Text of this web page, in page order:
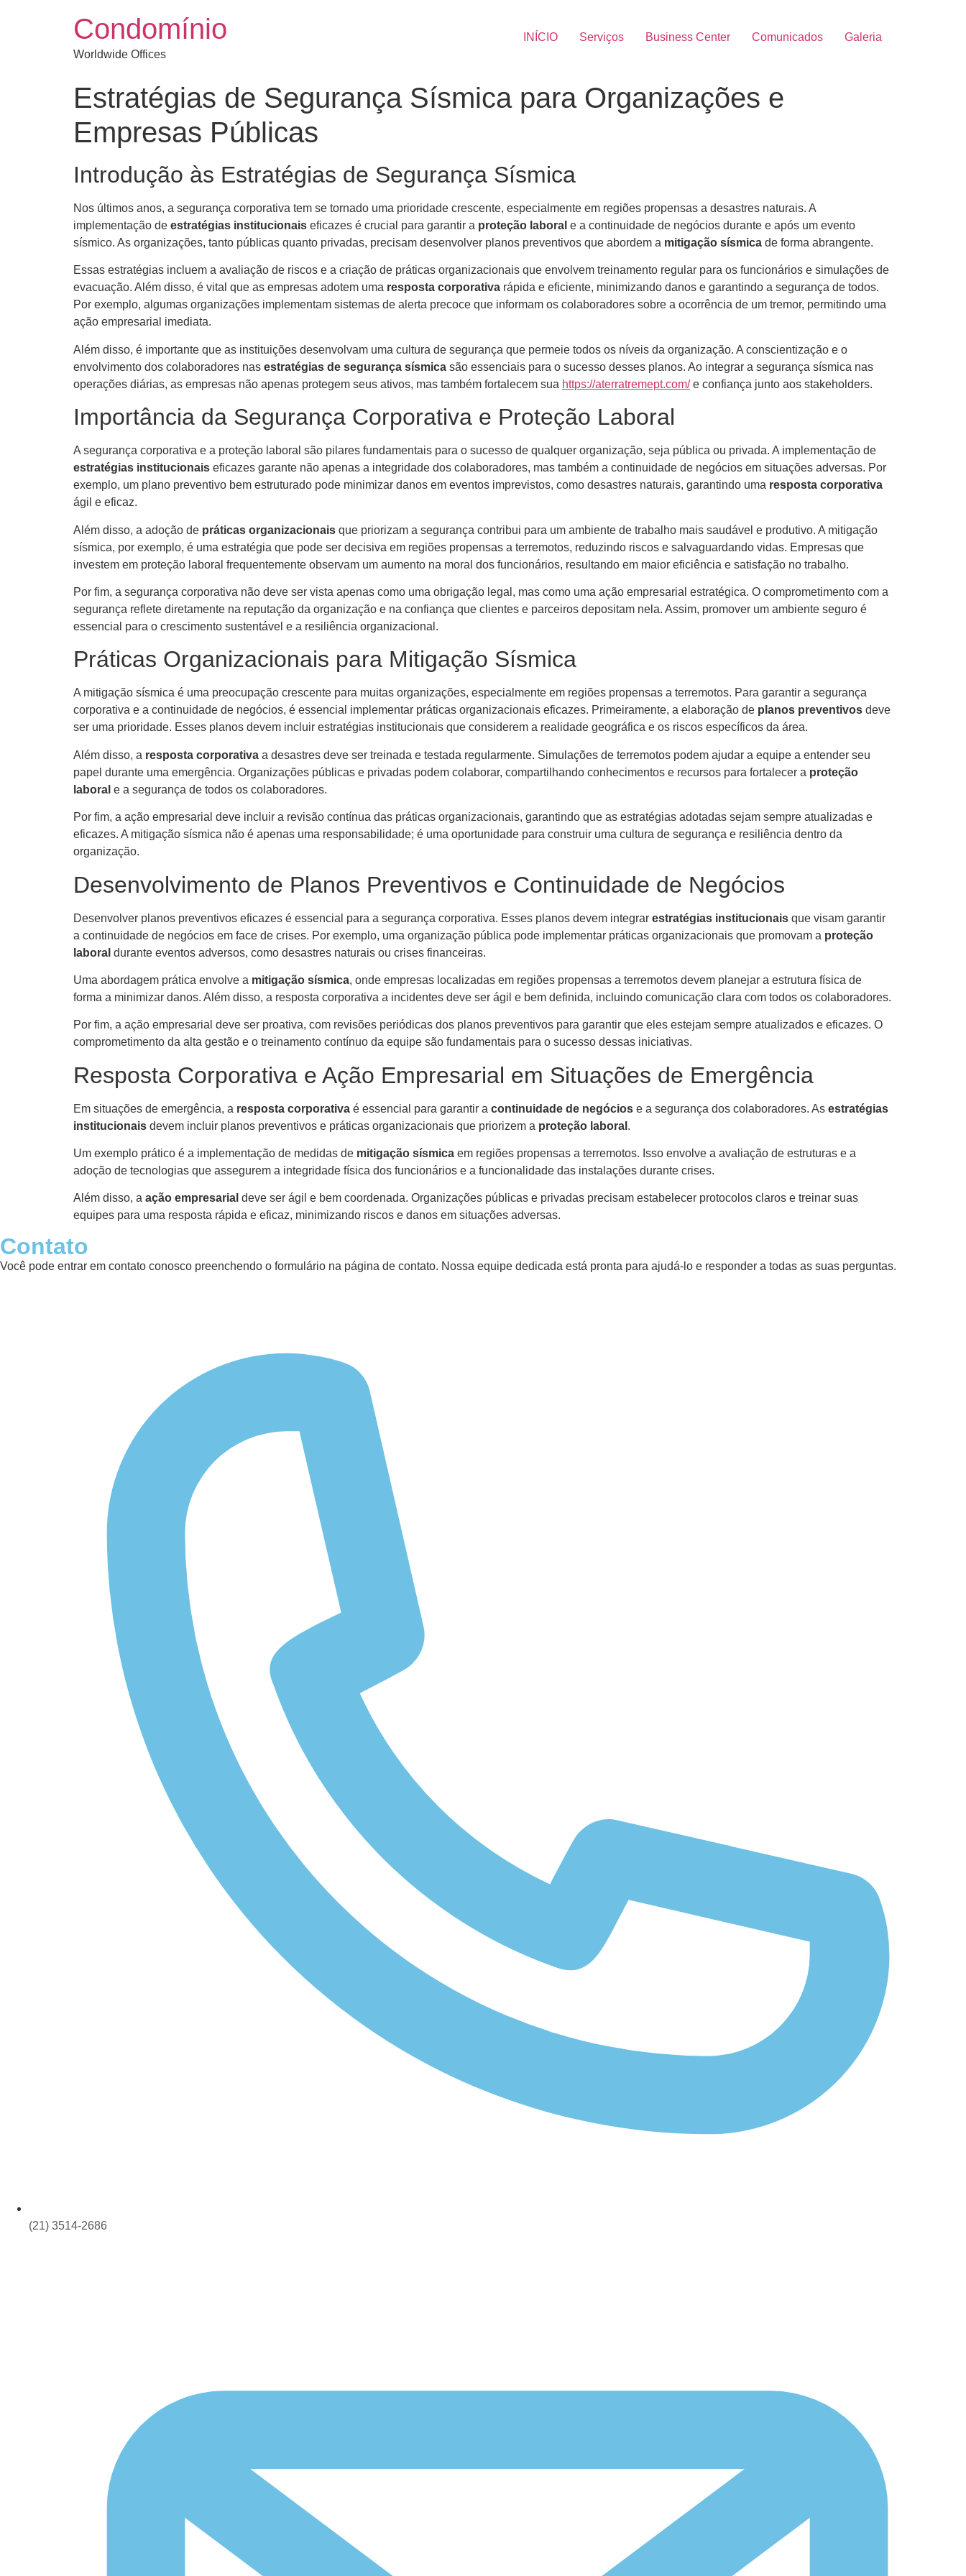
Condomínio
Worldwide Offices
INÍCIO Serviços Business Center Comunicados Galeria
Estratégias de Segurança Sísmica para Organizações e
Empresas Públicas
Introdução às Estratégias de Segurança Sísmica
Nos últimos anos, a segurança corporativa tem se tornado uma prioridade crescente, especialmente em regiões propensas a desastres naturais. A
implementação de estratégias institucionais eficazes é crucial para garantir a proteção laboral e a continuidade de negócios durante e após um evento
sísmico. As organizações, tanto públicas quanto privadas, precisam desenvolver planos preventivos que abordem a mitigação sísmica de forma abrangente.
Essas estratégias incluem a avaliação de riscos e a criação de práticas organizacionais que envolvem treinamento regular para os funcionários e simulações de
evacuação. Além disso, é vital que as empresas adotem uma resposta corporativa rápida e eficiente, minimizando danos e garantindo a segurança de todos.
Por exemplo, algumas organizações implementam sistemas de alerta precoce que informam os colaboradores sobre a ocorrência de um tremor, permitindo uma
ação empresarial imediata.
Além disso, é importante que as instituições desenvolvam uma cultura de segurança que permeie todos os níveis da organização. A conscientização e o
envolvimento dos colaboradores nas estratégias de segurança sísmica são essenciais para o sucesso desses planos. Ao integrar a segurança sísmica nas
operações diárias, as empresas não apenas protegem seus ativos, mas também fortalecem sua https://aterratremept.com/e confiança junto aos stakeholders.
Importância da Segurança Corporativa e Proteção Laboral
A segurança corporativa e a proteção laboral são pilares fundamentais para o sucesso de qualquer organização, seja pública ou privada. A implementação de
estratégias institucionais eficazes garante não apenas a integridade dos colaboradores, mas também a continuidade de negócios em situações adversas. Por
exemplo, um plano preventivo bem estruturado pode minimizar danos em eventos imprevistos, como desastres naturais, garantindo uma resposta corporativa
ágil e eficaz.
Além disso, a adoção de práticas organizacionais que priorizam a segurança contribui para um ambiente de trabalho mais saudável e produtivo. A mitigação
sísmica, por exemplo, é uma estratégia que pode ser decisiva em regiões propensas a terremotos, reduzindo riscos e salvaguardando vidas. Empresas que
investem em proteção laboral frequentemente observam um aumento na moral dos funcionários, resultando em maior eficiência e satisfação no trabalho.
Por fim, a segurança corporativa não deve ser vista apenas como uma obrigação legal, mas como uma ação empresarial estratégica. O comprometimento com a
segurança reflete diretamente na reputação da organização e na confiança que clientes e parceiros depositam nela. Assim, promover um ambiente seguro é
essencial para o crescimento sustentável e a resiliência organizacional.
Práticas Organizacionais para Mitigação Sísmica
A mitigação sísmica é uma preocupação crescente para muitas organizações, especialmente em regiões propensas a terremotos. Para garantir a segurança
corporativa e a continuidade de negócios, é essencial implementar práticas organizacionais eficazes. Primeiramente, a elaboração de planos preventivos deve
ser uma prioridade. Esses planos devem incluir estratégias institucionais que considerem a realidade geográfica e os riscos específicos da área.
Além disso, a resposta corporativa a desastres deve ser treinada e testada regularmente. Simulações de terremotos podem ajudar a equipe a entender seu
papel durante uma emergência. Organizações públicas e privadas podem colaborar, compartilhando conhecimentos e recursos para fortalecer a proteção
laboral e a segurança de todos os colaboradores.
Por fim, a ação empresarial deve incluir a revisão contínua das práticas organizacionais, garantindo que as estratégias adotadas sejam sempre atualizadas e
eficazes. A mitigação sísmica não é apenas uma responsabilidade; é uma oportunidade para construir uma cultura de segurança e resiliência dentro da
organização.
Desenvolvimento de Planos Preventivos e Continuidade de Negócios
Desenvolver planos preventivos eficazes é essencial para a segurança corporativa. Esses planos devem integrar estratégias institucionais que visam garantir
a continuidade de negócios em face de crises. Por exemplo, uma organização pública pode implementar práticas organizacionais que promovam a proteção
laboral durante eventos adversos, como desastres naturais ou crises financeiras.
Uma abordagem prática envolve a mitigação sísmica, onde empresas localizadas em regiões propensas a terremotos devem planejar a estrutura física de
forma a minimizar danos. Além disso, a resposta corporativa a incidentes deve ser ágil e bem definida, incluindo comunicação clara com todos os colaboradores.
Por fim, a ação empresarial deve ser proativa, com revisões periódicas dos planos preventivos para garantir que eles estejam sempre atualizados e eficazes. O
comprometimento da alta gestão e o treinamento contínuo da equipe são fundamentais para o sucesso dessas iniciativas.
Resposta Corporativa e Ação Empresarial em Situações de Emergência
Em situações de emergência, a resposta corporativa é essencial para garantir a continuidade de negócios e a segurança dos colaboradores. As estratégias
institucionais devem incluir planos preventivos e práticas organizacionais que priorizem a proteção laboral .
Um exemplo prático é a implementação de medidas de mitigação sísmica em regiões propensas a terremotos. Isso envolve a avaliação de estruturas e a
adoção de tecnologias que assegurem a integridade física dos funcionários e a funcionalidade das instalações durante crises.
Além disso, a ação empresarial deve ser ágil e bem coordenada. Organizações públicas e privadas precisam estabelecer protocolos claros e treinar suas
equipes para uma resposta rápida e eficaz, minimizando riscos e danos em situações adversas.
Contato
Você pode entrar em contato conosco preenchendo o formulário na página de contato. Nossa equipe dedicada está pronta para ajudá-lo e responder a todas as suas perguntas.
(21) 3514-2686